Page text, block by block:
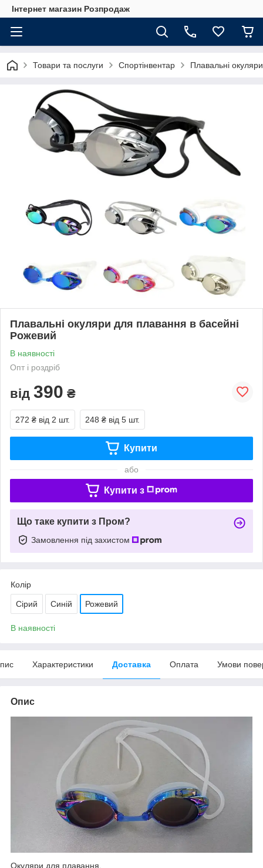
Інтернет магазин Розпродаж
Товари та послуги Спортінвентар Плавальні
Плавальні окуляри для плавання в басейні
Рожевий
В наявності
Опт і роздріб
від 390 ₴
272 ₴ від 2 шт. 248 ₴ від 5 шт.
Купити
або
Купити з
Що таке купити з Пром?
Замовлення під захистом
Колір
Сірий Синій Рожевий
В наявності
Характеристики Доставка Оплата Умови
Опис
Окуляри для плавання.